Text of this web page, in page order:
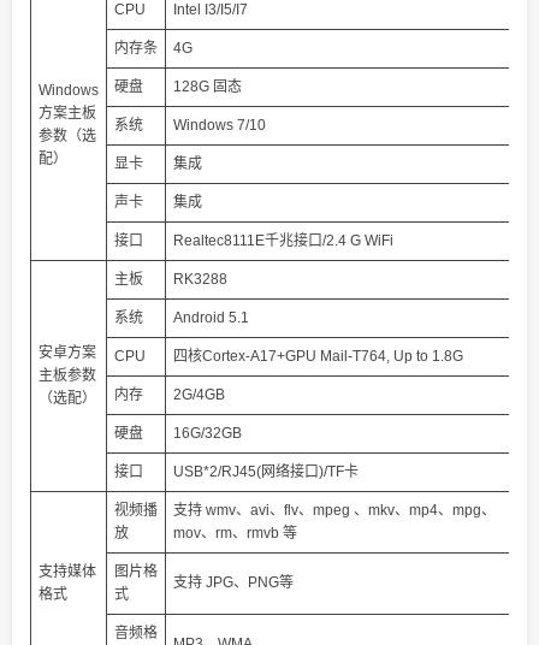
Windows
方案主板
参数（选
配）
CPU Intel I3/I5/I7
内存条 4G
硬盘 128G 固态
系统 Windows 7/10
显卡 集成
声卡 集成
接口 Realtec8111E千兆接口/2.4 G WiFi
安卓方案
主板参数
（选配）
主板 RK3288
系统 Android 5.1
CPU 四核Cortex-A17+GPU Mail-T764, Up to 1.8G
内存 2G/4GB
硬盘 16G/32GB
接口 USB*2/RJ45(网络接口)/TF卡
支持媒体
格式
视频播
放
支持 wmv、avi、flv、mpeg 、mkv、mp4、mpg、
mov、rm、rmvb 等
图片格
式
支持 JPG、PNG等
音频格